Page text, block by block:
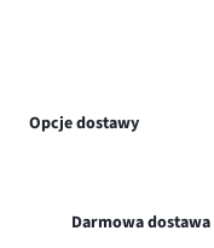
Opcje dostawy
Darmowa dostawa